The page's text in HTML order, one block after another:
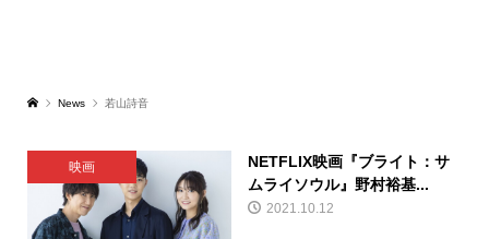
News 若山詩音
映画
NETFLIX映画『ブライト：サ
ムライソウル』野村裕基...
2021.10.12